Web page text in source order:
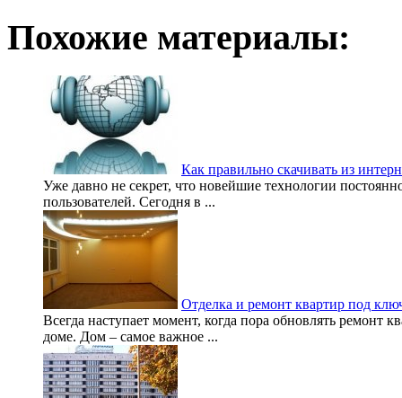
Похожие материалы:
Как правильно скачивать из
Уже давно не секрет, что новейшие технологии
пользователей. Сегодня в ...
Отделка и ремонт квартир под
Всегда наступает момент, когда пора обновлять
доме. Дом – самое важное ...